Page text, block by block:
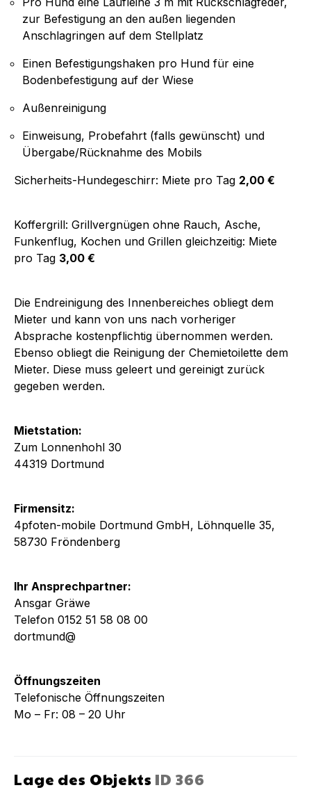
zur Befestigung an den außen liegenden
Anschlagringen auf dem Stellplatz
Einen Befestigungshaken pro Hund für eine
Bodenbefestigung auf der Wiese
Außenreinigung
Einweisung, Probefahrt (falls gewünscht) und
Übergabe/Rücknahme des Mobils
Sicherheits-Hundegeschirr: Miete pro Tag 2,00 €
Koffergrill: Grillvergnügen ohne Rauch, Asche,
Funkenflug, Kochen und Grillen gleichzeitig: Miete
pro Tag 3,00 €
Die Endreinigung des Innenbereiches obliegt dem
Mieter und kann von uns nach vorheriger
Absprache kostenpflichtig übernommen werden.
Ebenso obliegt die Reinigung der Chemietoilette dem
Mieter. Diese muss geleert und gereinigt zurück
gegeben werden.
Mietstation:
Zum Lonnenhohl 30
44319 Dortmund
Firmensitz:
4pfoten-mobile Dortmund GmbH, Löhnquelle 35,
58730 Fröndenberg
Ihr Ansprechpartner:
Ansgar Gräwe
Telefon 0152 51 58 08 00
dortmund@
Öffnungszeiten
Telefonische Öffnungszeiten
Mo – Fr: 08 – 20 Uhr
Lage des Objekts ID366